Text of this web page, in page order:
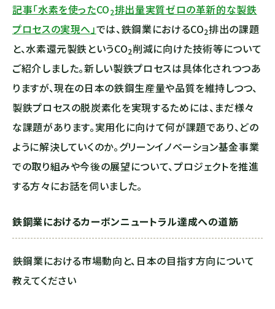
記事「水素を使ったCO2排出量実質ゼロの革新的な製鉄
プロセスの実現へ」では、鉄鋼業におけるCO2排出の課題
と、水素還元製鉄というCO2削減に向けた技術等について
ご紹介しました。新しい製鉄プロセスは具体化されつつあ
りますが、現在の日本の鉄鋼生産量や品質を維持しつつ、
製鉄プロセスの脱炭素化を実現するためには、まだ様々
な課題があります。実用化に向けて何が課題であり、どの
ように解決していくのか。グリーンイノベーション基金事業
での取り組みや今後の展望について、プロジェクトを推進
する方々にお話を伺いました。
鉄鋼業におけるカーボンニュートラル達成への道筋
――鉄鋼業における市場動向と、日本の目指す方向について
教えてください